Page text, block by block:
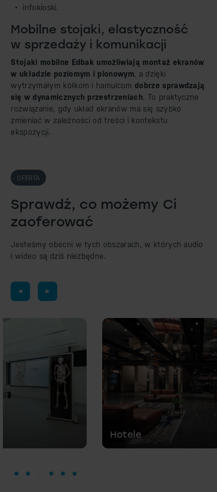
infokioski.
Mobilne stojaki, elastyczność
w sprzedaży i komunikacji
Stojaki mobilne Edbak umożliwiają montaż ekranów
w układzie poziomym i pionowym, a dzięki
wytrzymałym kółkom i hamulcom dobrze sprawdzają
się w dynamicznych przestrzeniach. To praktyczne
rozwiązanie, gdy układ ekranów ma się szybko
zmieniać w zależności od treści i kontekstu
ekspozycji.
OFERTA
Sprawdź, co możemy Ci
zaoferować
Jesteśmy obecni w tych obszarach, w których audio
i wideo są dziś niezbędne.